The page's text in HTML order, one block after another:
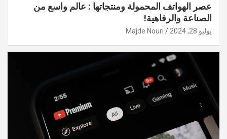
عصر الهواتف المحمولة ومنتجاتها : عالم واسع من
الصناعة والرفاهية!
يوليو 28, 2024 Majde Nouri